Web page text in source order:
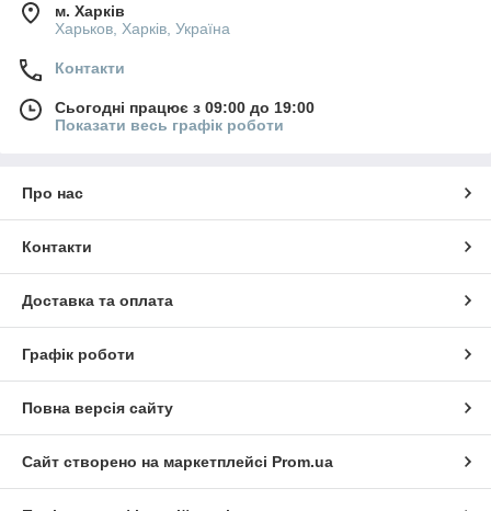
м. Харків
Харьков, Харків, Україна
Контакти
Сьогодні працює з 09:00 до 19:00
Показати весь графік роботи
Про нас
Контакти
Доставка та оплата
Графік роботи
Повна версія сайту
Сайт створено на маркетплейсі Prom.ua